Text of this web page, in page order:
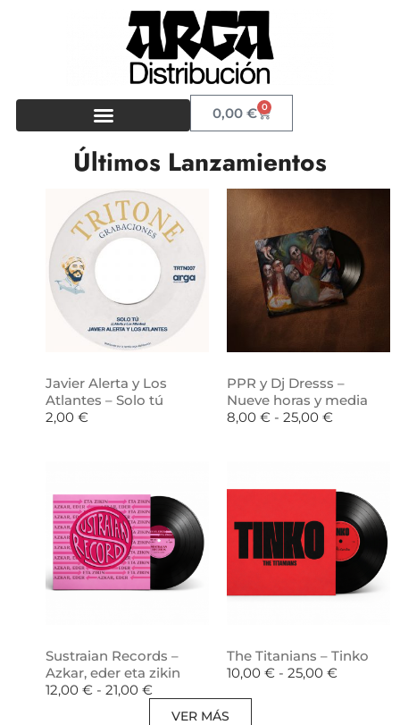
0,00€ 0
Últimos Lanzamientos
Javier Alerta y Los
Atlantes – Solo tú
2,00 €
PPR y Dj Dresss –
Nueve horas y media
8,00 € - 25,00 €
Sustraian Records –
Azkar, eder eta zikin
12,00 € - 21,00 €
The Titanians – Tinko
10,00 € - 25,00 €
VER MÁS